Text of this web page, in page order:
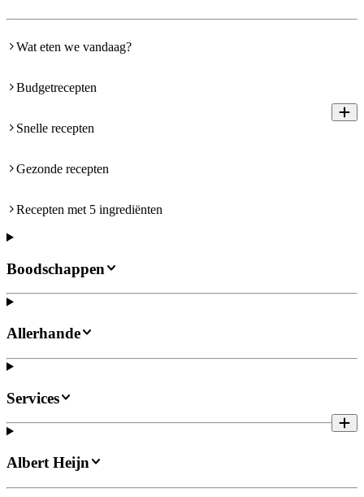
Wat eten we vandaag?
Budgetrecepten
Snelle recepten
Gezonde recepten
Recepten met 5 ingrediënten
Boodschappen
Allerhande
Services
Albert Heijn